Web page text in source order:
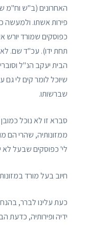
האחרונים (ב"ש וח"מ
פירות אשתו. ולמעשה
כפוסקים שמורד יורש
תחת ידו). עכ"ד שם.
הבית יעקב הנ"ל
שיוכל לומר קים לי גם
שברשותו.
סברא זו לא נוכל
ממזונותיה, שהרי הם
לי' כפוסקים שבעל לא
חיוב בעל מורד במזונות
כעת עלינו לברר,
ידיה ופירותיה,